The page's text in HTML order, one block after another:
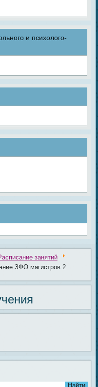
и психолого-
занятий
ЗФО магистров 2